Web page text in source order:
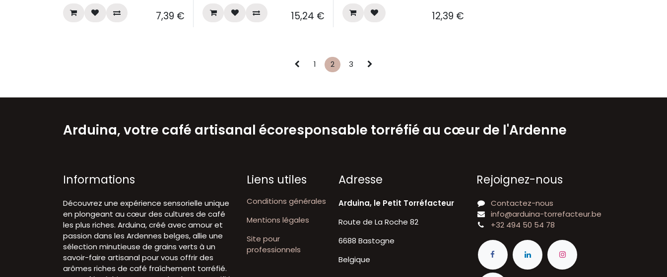
7,39 € 15,24 €
12,39 €
1 2 3
Informations
Découvrez une expérience sensorielle unique
en plongeant au cœur des cultures de café
les plus riches. Arduina, créé avec amour et
passion dans les Ardennes belges, allie une
sélection minutieuse de grains verts à un
savoir-faire artisanal pour vous offrir des
arômes riches de café fraîchement torréfié.
Rejoignez-nous
Contactez-nous
info@arduina-torrefacteur.be
+32 494 50 54 78
Arduina, votre café artisanal écoresponsable torréfié au cœur de l'Ardenne
A​dresse
Arduina, le Petit Torréfacteur
Route de La Roche 82
6688 Bastogne
Belgique
Liens utiles
Conditions générales
Mentions légales
Site pour
professionnels